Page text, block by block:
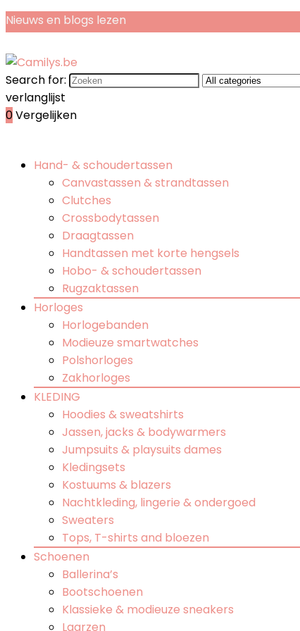
Nieuws en blogs lezen
Search for:
verlanglijst
0Vergelijken
Hand- & schoudertassen
Canvastassen & strandtassen
Clutches
Crossbodytassen
Draagtassen
Handtassen met korte hengsels
Hobo- & schoudertassen
Rugzaktassen
Horloges
Horlogebanden
Modieuze smartwatches
Polshorloges
Zakhorloges
KLEDING
Hoodies & sweatshirts
Jassen, jacks & bodywarmers
Jumpsuits & playsuits dames
Kledingsets
Kostuums & blazers
Nachtkleding, lingerie & ondergoed
Sweaters
Tops, T-shirts and bloezen
Schoenen
Ballerina’s
Bootschoenen
Klassieke & modieuze sneakers
Laarzen